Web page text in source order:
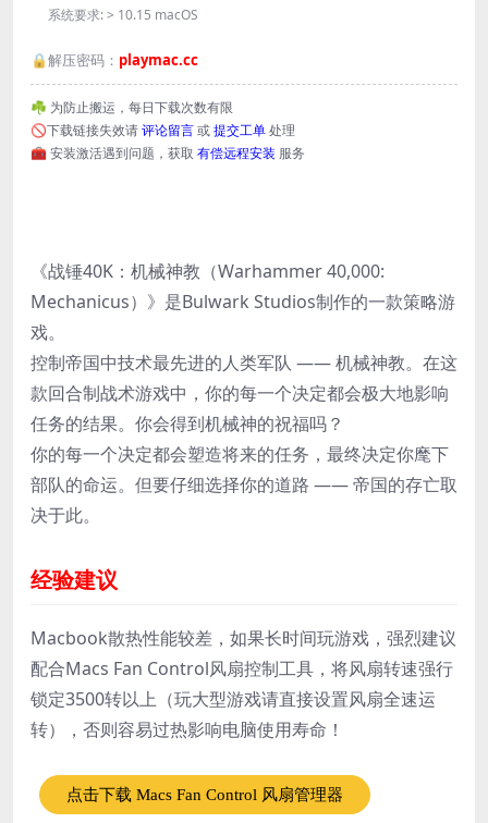
系统要求:> 10.15 macOS
🔒解压密码： playmac.cc
☘️ 为防止搬运，每日下载次数有限
🚫下载链接失效请评论留言或提交工单处理
🧰 安装激活遇到问题，获取 有偿远程安装 服务
《战锤40K：机械神教（Warhammer 40,000:
Mechanicus）》是Bulwark Studios制作的一款策略游
戏。
控制帝国中技术最先进的人类军队 —— 机械神教。在这
款回合制战术游戏中，你的每一个决定都会极大地影响
任务的结果。你会得到机械神的祝福吗？
你的每一个决定都会塑造将来的任务，最终决定你麾下
部队的命运。但要仔细选择你的道路 —— 帝国的存亡取
决于此。
经验建议
Macbook散热性能较差，如果长时间玩游戏，强烈建议
配合Macs Fan Control风扇控制工具，将风扇转速强行
锁定3500转以上（玩大型游戏请直接设置风扇全速运
转），否则容易过热影响电脑使用寿命！
点击下载 Macs Fan Control 风扇管理器